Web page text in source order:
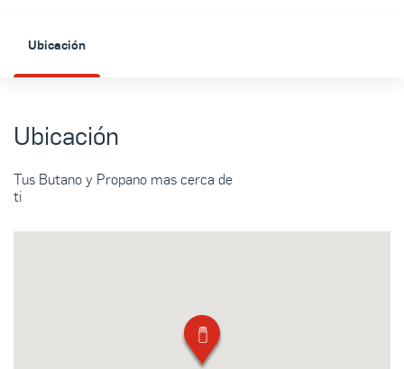
Ubicación
Ubicación
Tus Butano y Propano mas cerca de
ti